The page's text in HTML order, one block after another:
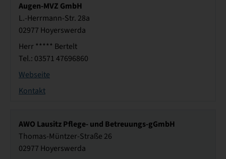
Augen-MVZ GmbH
L.-Herrmann-Str. 28a
02977 Hoyerswerda
Herr ***** Bertelt
Tel.: 03571 47696860
Webseite
Kontakt
AWO Lausitz Pflege- und Betreuungs-gGmbH
Thomas-Müntzer-Straße 26
02977 Hoyerswerda